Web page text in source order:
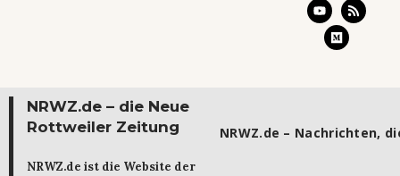
NRWZ.de – die Neue
Rottweiler Zeitung
NRWZ.de ist die Website der
NRWZ.de – Nachrichten,